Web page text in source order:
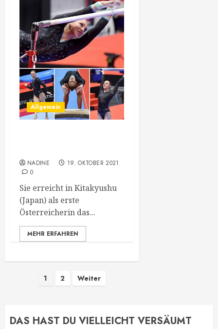
Allgemein
NADINE
19. OKTOBER 2021
0
Sie erreicht in Kitakyushu
(Japan) als erste
Österreicherin das...
MEHR ERFAHREN
Seitennummerierung
Beiträge
1 2 Weiter
DAS HAST DU VIELLEICHT VERSÄUMT